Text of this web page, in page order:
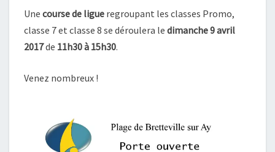
Une course de ligue regroupant les classes Promo,
classe 7 et classe 8 se déroulera le dimanche 9 avril
2017de 11h30 à 15h30.
Venez nombreux !